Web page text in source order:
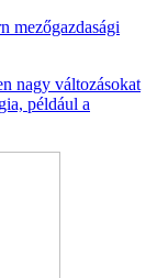
mezőgazdasági
nagy változásokat
például a